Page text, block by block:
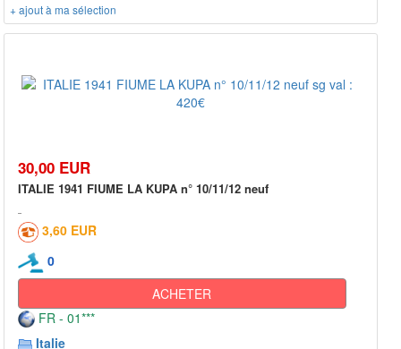
+ ajout à ma sélection
30,00 EUR
ITALIE 1941 FIUME LA KUPA n° 10/11/12 neuf
3,60 EUR
0
ACHETER
FR - 01***
Italie